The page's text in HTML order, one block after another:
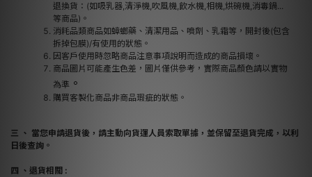
退換貨：(如吸乳器,清淨機,吹風機,飲水機,相機,烘碗機,消毒鍋...
等商品)。
消耗品類商品如蟑螂藥、清潔用品、噴劑、乳霜等，開封後(包含
拆掉包膜)/有使用的狀態。
因客戶使用時忽略商品注意事項說明而造成的商品損壞。
商品圖片可能產生色差，圖片僅供參考，實際商品顏色請以實物
為準 。
購買客製化商品非商品瑕疵的狀態。
三 、 當您申請退貨後，請主動向貨運人員索取單據，並保留至退貨完成，以利
日後查詢。
四 、退貨相關 :